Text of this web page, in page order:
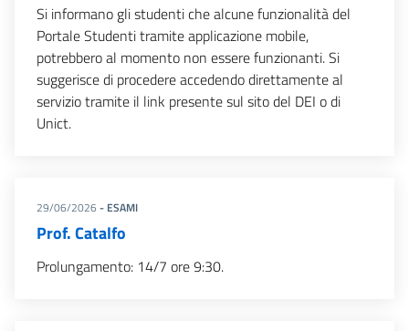
Si informano gli studenti che alcune funzionalità del
Portale Studenti tramite applicazione mobile,
potrebbero al momento non essere funzionanti. Si
suggerisce di procedere accedendo direttamente al
servizio tramite il link presente sul sito del DEI o di
Unict.
29/06/2026 - ESAMI
Prof. Catalfo
Prolungamento: 14/7 ore 9:30.